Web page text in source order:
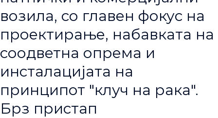
возила, со главен фокус на
проектирање, набавката на
соодветна опрема и
инсталацијата на
принципот "клуч на рака".
Брз пристап